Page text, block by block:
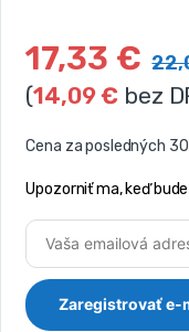
17,33 €
(14,09€ bez
Cena za posledných
Upozorniť ma, keď